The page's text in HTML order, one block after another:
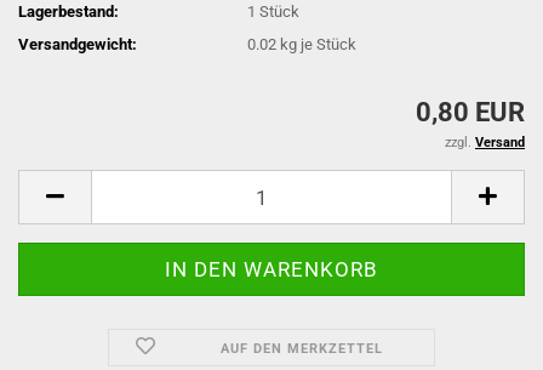
Lagerbestand: 1Stück
Versandgewicht:
0.02 kg je Stück
0,80 EUR
zzgl. Versand
AUF DEN MERKZETTEL